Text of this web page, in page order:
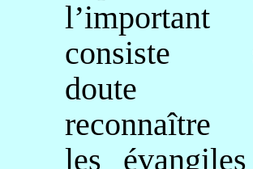
l’important
consiste
reconnaître
les